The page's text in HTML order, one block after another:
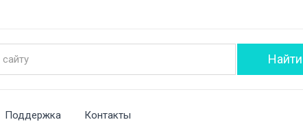
Поддержка Контакты